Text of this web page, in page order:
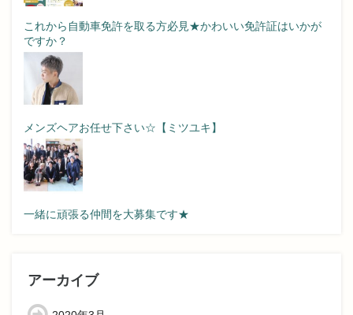
これから自動車免許を取る方必見★かわいい免許証はいかが
ですか？
メンズヘアお任せ下さい☆【ミツユキ】
一緒に頑張る仲間を大募集です★
アーカイブ